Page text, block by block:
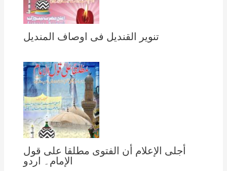
تنویر القندیل فی اوصاف المندیل
أجلى الإعلام أن الفتوى مطلقا على قول
الإمام۔ اردو